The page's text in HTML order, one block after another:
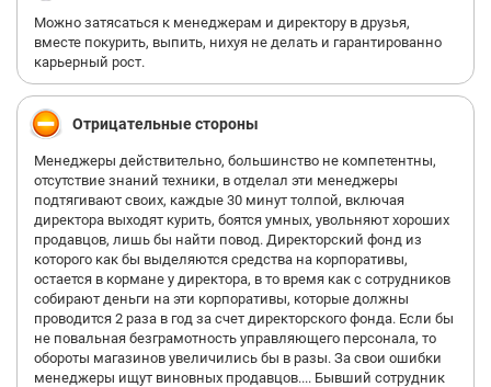
будьте бдительны и осторожны, если захотите устроиться в
сети этих магазинов и самое главное знайте свои права!
Можно затясаться к менеджерам и директору в друзья,
вместе покурить, выпить, нихуя не делать и гарантированно
карьерный рост.
Отрицательные стороны
Менеджеры действительно, большинство не компетентны,
отсутствие знаний техники, в отделал эти менеджеры
подтягивают своих, каждые 30 минут толпой, включая
директора выходят курить, боятся умных, увольняют хороших
продавцов, лишь бы найти повод. Директорский фонд из
которого как бы выделяются средства на корпоративы,
остается в кормане у директора, в то время как с сотрудников
собирают деньги на эти корпоративы, которые должны
проводится 2 раза в год за счет директорского фонда. Если бы
не повальная безграмотность управляющего персонала, то
обороты магазинов увеличились бы в разы. За свои ошибки
менеджеры ищут виновных продавцов.... Бывший сотрудник